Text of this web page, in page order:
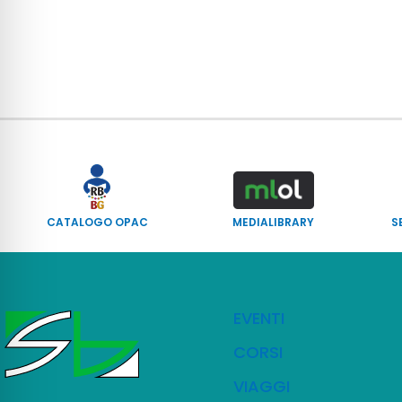
CATALOGO OPAC MEDIALIBRARY
EVENTI
CORSI
VIAGGI